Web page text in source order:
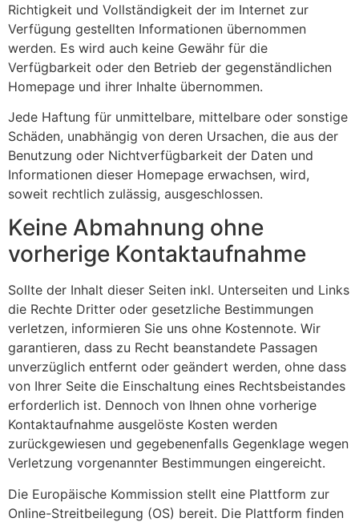
Richtigkeit und Vollständigkeit der im Internet zur
Verfügung gestellten Informationen übernommen
werden. Es wird auch keine Gewähr für die
Verfügbarkeit oder den Betrieb der gegenständlichen
Homepage und ihrer Inhalte übernommen.
Jede Haftung für unmittelbare, mittelbare oder sonstige
Schäden, unabhängig von deren Ursachen, die aus der
Benutzung oder Nichtverfügbarkeit der Daten und
Informationen dieser Homepage erwachsen, wird,
soweit rechtlich zulässig, ausgeschlossen.
Keine Abmahnung ohne
vorherige Kontaktaufnahme
Sollte der Inhalt dieser Seiten inkl. Unterseiten und Links
die Rechte Dritter oder gesetzliche Bestimmungen
verletzen, informieren Sie uns ohne Kostennote. Wir
garantieren, dass zu Recht beanstandete Passagen
unverzüglich entfernt oder geändert werden, ohne dass
von Ihrer Seite die Einschaltung eines Rechtsbeistandes
erforderlich ist. Dennoch von Ihnen ohne vorherige
Kontaktaufnahme ausgelöste Kosten werden
zurückgewiesen und gegebenenfalls Gegenklage wegen
Verletzung vorgenannter Bestimmungen eingereicht.
Die Europäische Kommission stellt eine Plattform zur
Online-Streitbeilegung (OS) bereit. Die Plattform finden